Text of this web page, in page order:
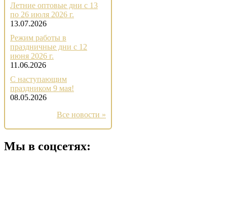
Летние оптовые дни с 13
по 26 июля 2026 г.
13.07.2026
Режим работы в
праздничные дни с 12
июня 2026 г.
11.06.2026
С наступающим
праздником 9 мая!
08.05.2026
Все новости »
Мы в соцсетях: